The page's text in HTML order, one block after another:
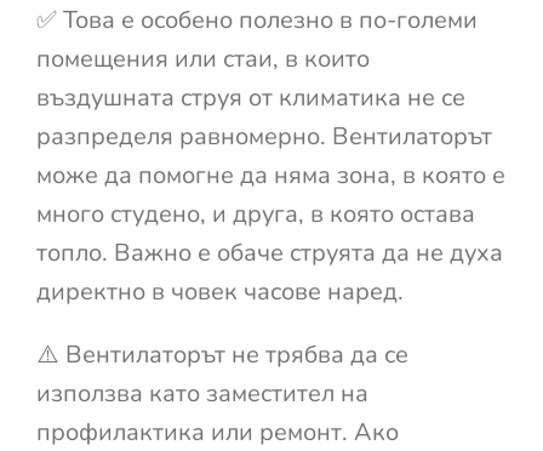
✅ Това е особено полезно в по-големи
помещения или стаи, в които
въздушната струя от климатика не се
разпределя равномерно. Вентилаторът
може да помогне да няма зона, в която е
много студено, и друга, в която остава
топло. Важно е обаче струята да не духа
директно в човек часове наред.
⚠️ Вентилаторът не трябва да се
използва като заместител на
профилактика или ремонт. Ако